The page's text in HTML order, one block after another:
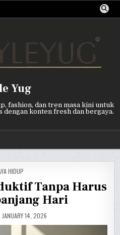
Yug
fashion, dan tren masa kini untuk
konten fresh dan bergaya.
HIDUP
Tanpa Harus
Hari
JANUARY 14, 2026